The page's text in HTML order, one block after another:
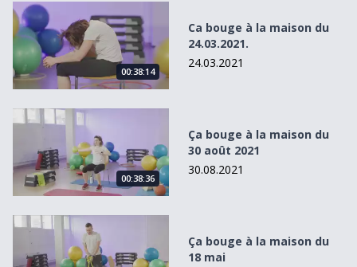
Ca bouge à la maison du 24.03.2021.
00:38:14
Ca bouge à la maison du
24.03.2021.
24.03.2021
Ça bouge à la maison du 30 août 2021
00:38:36
Ça bouge à la maison du
30 août 2021
30.08.2021
Ça bouge à la maison du 18 mai
Ça bouge à la maison du
18 mai